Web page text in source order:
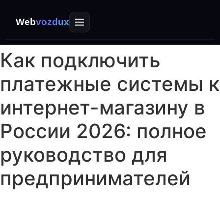
Webvozdux
Как подключить
платежные системы к
интернет-магазину в
России 2026: полное
руководство для
предпринимателей